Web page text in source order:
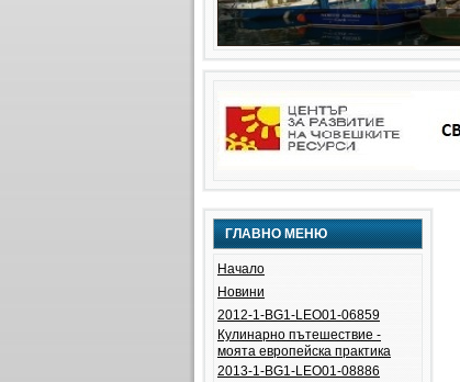
ГЛАВНО МЕНЮ
Начало
Новини
2012-1-BG1-LEO01-06859
Кулинарно пътешествие -
моята европейска практика
2013-1-BG1-LEO01-08886